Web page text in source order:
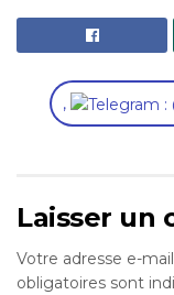
,
Laisser un
Votre adresse e-
obligatoires sont